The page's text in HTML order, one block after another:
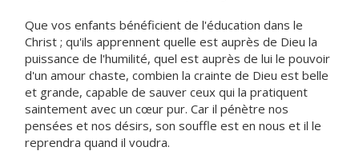
Que vos enfants bénéficient de l'éducation dans le
Christ ; qu'ils apprennent quelle est auprès de Dieu la
puissance de l'humilité, quel est auprès de lui le pouvoir
d'un amour chaste, combien la crainte de Dieu est belle
et grande, capable de sauver ceux qui la pratiquent
saintement avec un cœur pur. Car il pénètre nos
pensées et nos désirs, son souffle est en nous et il le
reprendra quand il voudra.